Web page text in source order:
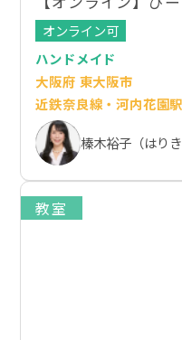
オンライン可
ハンドメイド
大阪府 東大阪市
近鉄奈良線・河内花園駅
榛木裕子（はりき
教室